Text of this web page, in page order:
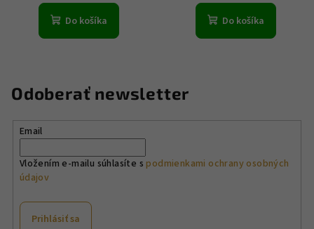
Do košíka Do košíka
Odoberať newsletter
Email
Vložením e-mailu súhlasíte spodmienkami ochrany osobných
údajov
Prihlásiť sa